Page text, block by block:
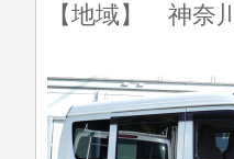
【地域】 神奈